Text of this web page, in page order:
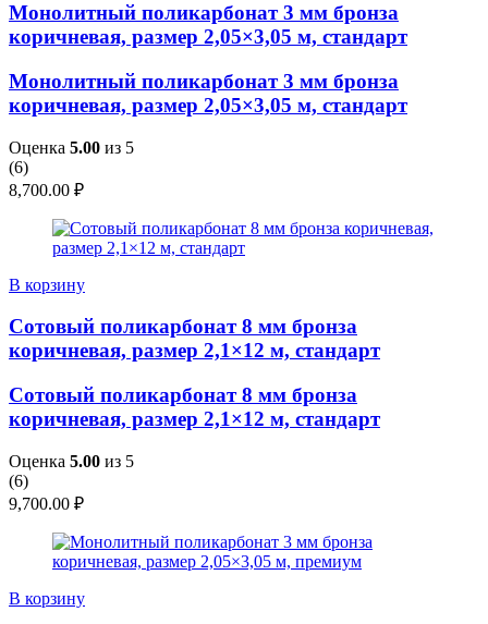
Монолитный поликарбонат 3 мм бронза
коричневая, размер 2,05×3,05 м, стандарт
Монолитный поликарбонат 3 мм бронза
коричневая, размер 2,05×3,05 м, стандарт
Оценка 5.00 из 5
(6)
8,700.00 ₽
В корзину
Сотовый поликарбонат 8 мм бронза
коричневая, размер 2,1×12 м, стандарт
Сотовый поликарбонат 8 мм бронза
коричневая, размер 2,1×12 м, стандарт
Оценка 5.00 из 5
(6)
9,700.00 ₽
В корзину